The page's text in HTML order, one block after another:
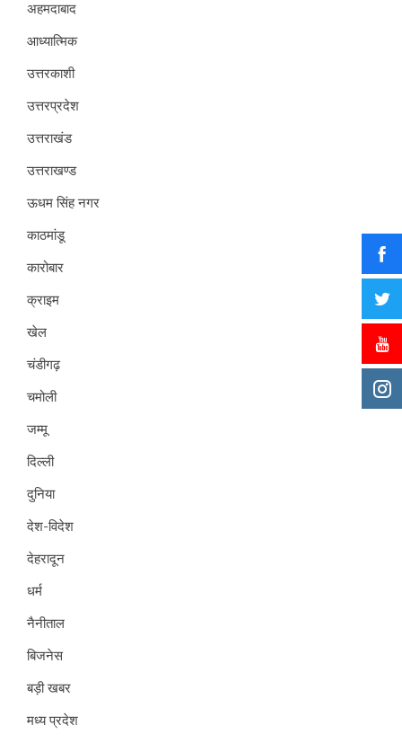
अहमदाबाद
आध्यात्मिक
उत्तरकाशी
उत्तरप्रदेश
उत्तराखंड
उत्तराखण्ड
ऊधम सिंह नगर
काठमांडू
कारोबार
क्राइम
खेल
चंडीगढ़
चमोली
जम्मू
दिल्ली
दुनिया
देश-विदेश
देहरादून
धर्म
नैनीताल
बिजनेस
बड़ी खबर
मध्य प्रदेश